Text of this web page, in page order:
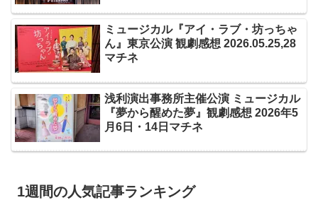
ミュージカル『アイ・ラブ・坊っちゃ
ん』東京公演 観劇感想 2026.05.25,28
マチネ
浅利演出事務所主催公演 ミュージカル
『夢から醒めた夢』観劇感想 2026年5
月6日・14日マチネ
1週間の人気記事ランキング